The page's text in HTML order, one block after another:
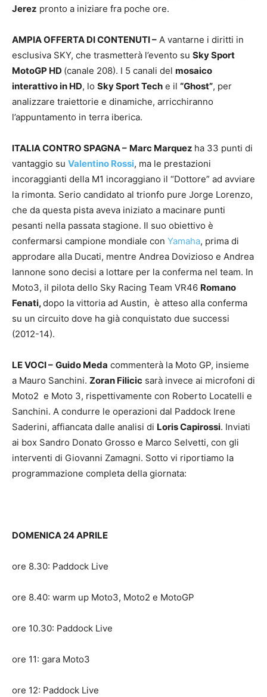
Jerez pronto a iniziare fra poche ore.
AMPIA OFFERTA DI CONTENUTI – A vantarne i diritti in
esclusiva SKY, che trasmetterà l’evento su Sky Sport
MotoGP HD (canale 208). I 5 canali del mosaico
interattivo in HD, lo Sky Sport Tech e il “Ghost”, per
analizzare traiettorie e dinamiche, arricchiranno
l’appuntamento in terra iberica.
ITALIA CONTRO SPAGNA – Marc Marquez ha 33 punti di
vantaggio su Valentino Rossi, ma le prestazioni
incoraggianti della M1 incoraggiano il “Dottore” ad avviare
la rimonta. Serio candidato al trionfo pure Jorge Lorenzo,
che da questa pista aveva iniziato a macinare punti
pesanti nella passata stagione. Il suo obiettivo è
confermarsi campione mondiale con Yamaha, prima di
approdare alla Ducati, mentre Andrea Dovizioso e Andrea
Iannone sono decisi a lottare per la conferma nel team. In
Moto3, il pilota dello Sky Racing Team VR46 Romano
Fenati,dopo la vittoria ad Austin, è atteso alla conferma
su un circuito dove ha già conquistato due successi
(2012-14).
LE VOCI – Guido Meda commenterà la Moto GP, insieme
a Mauro Sanchini. Zoran Filicic sarà invece ai microfoni di
Moto2 e Moto 3, rispettivamente con Roberto Locatelli e
Sanchini. A condurre le operazioni dal Paddock Irene
Saderini, affiancata dalle analisi di Loris Capirossi. Inviati
ai box Sandro Donato Grosso e Marco Selvetti, con gli
interventi di Giovanni Zamagni. Sotto vi riportiamo la
programmazione completa della giornata:
DOMENICA 24 APRILE
ore 8.30: Paddock Live
ore 8.40: warm up Moto3, Moto2 e MotoGP
ore 10.30: Paddock Live
ore 11: gara Moto3
ore 12: Paddock Live